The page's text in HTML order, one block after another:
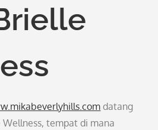
datang
tempat di mana